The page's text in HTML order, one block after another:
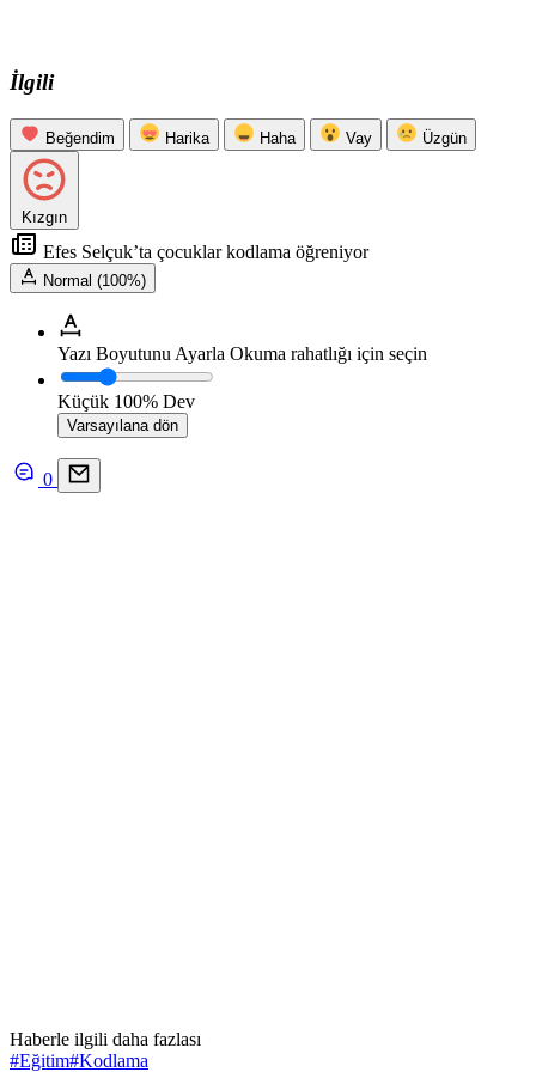
İlgili
Beğendim Harika Haha Vay Üzgün
Kızgın
Efes Selçuk’ta çocuklar kodlama öğreniyor
Normal (100%)
Yazı Boyutunu Ayarla Okuma rahatlığı için seçin
Küçük 100% Dev
Varsayılana dön
0
Haberle ilgili daha fazlası
#Eğitim#Kodlama